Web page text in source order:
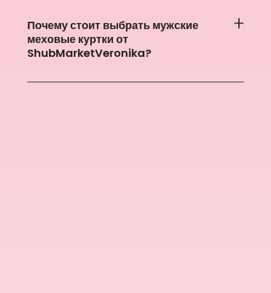
Почему стоит выбрать мужские
меховые куртки от
ShubMarketVeronika?